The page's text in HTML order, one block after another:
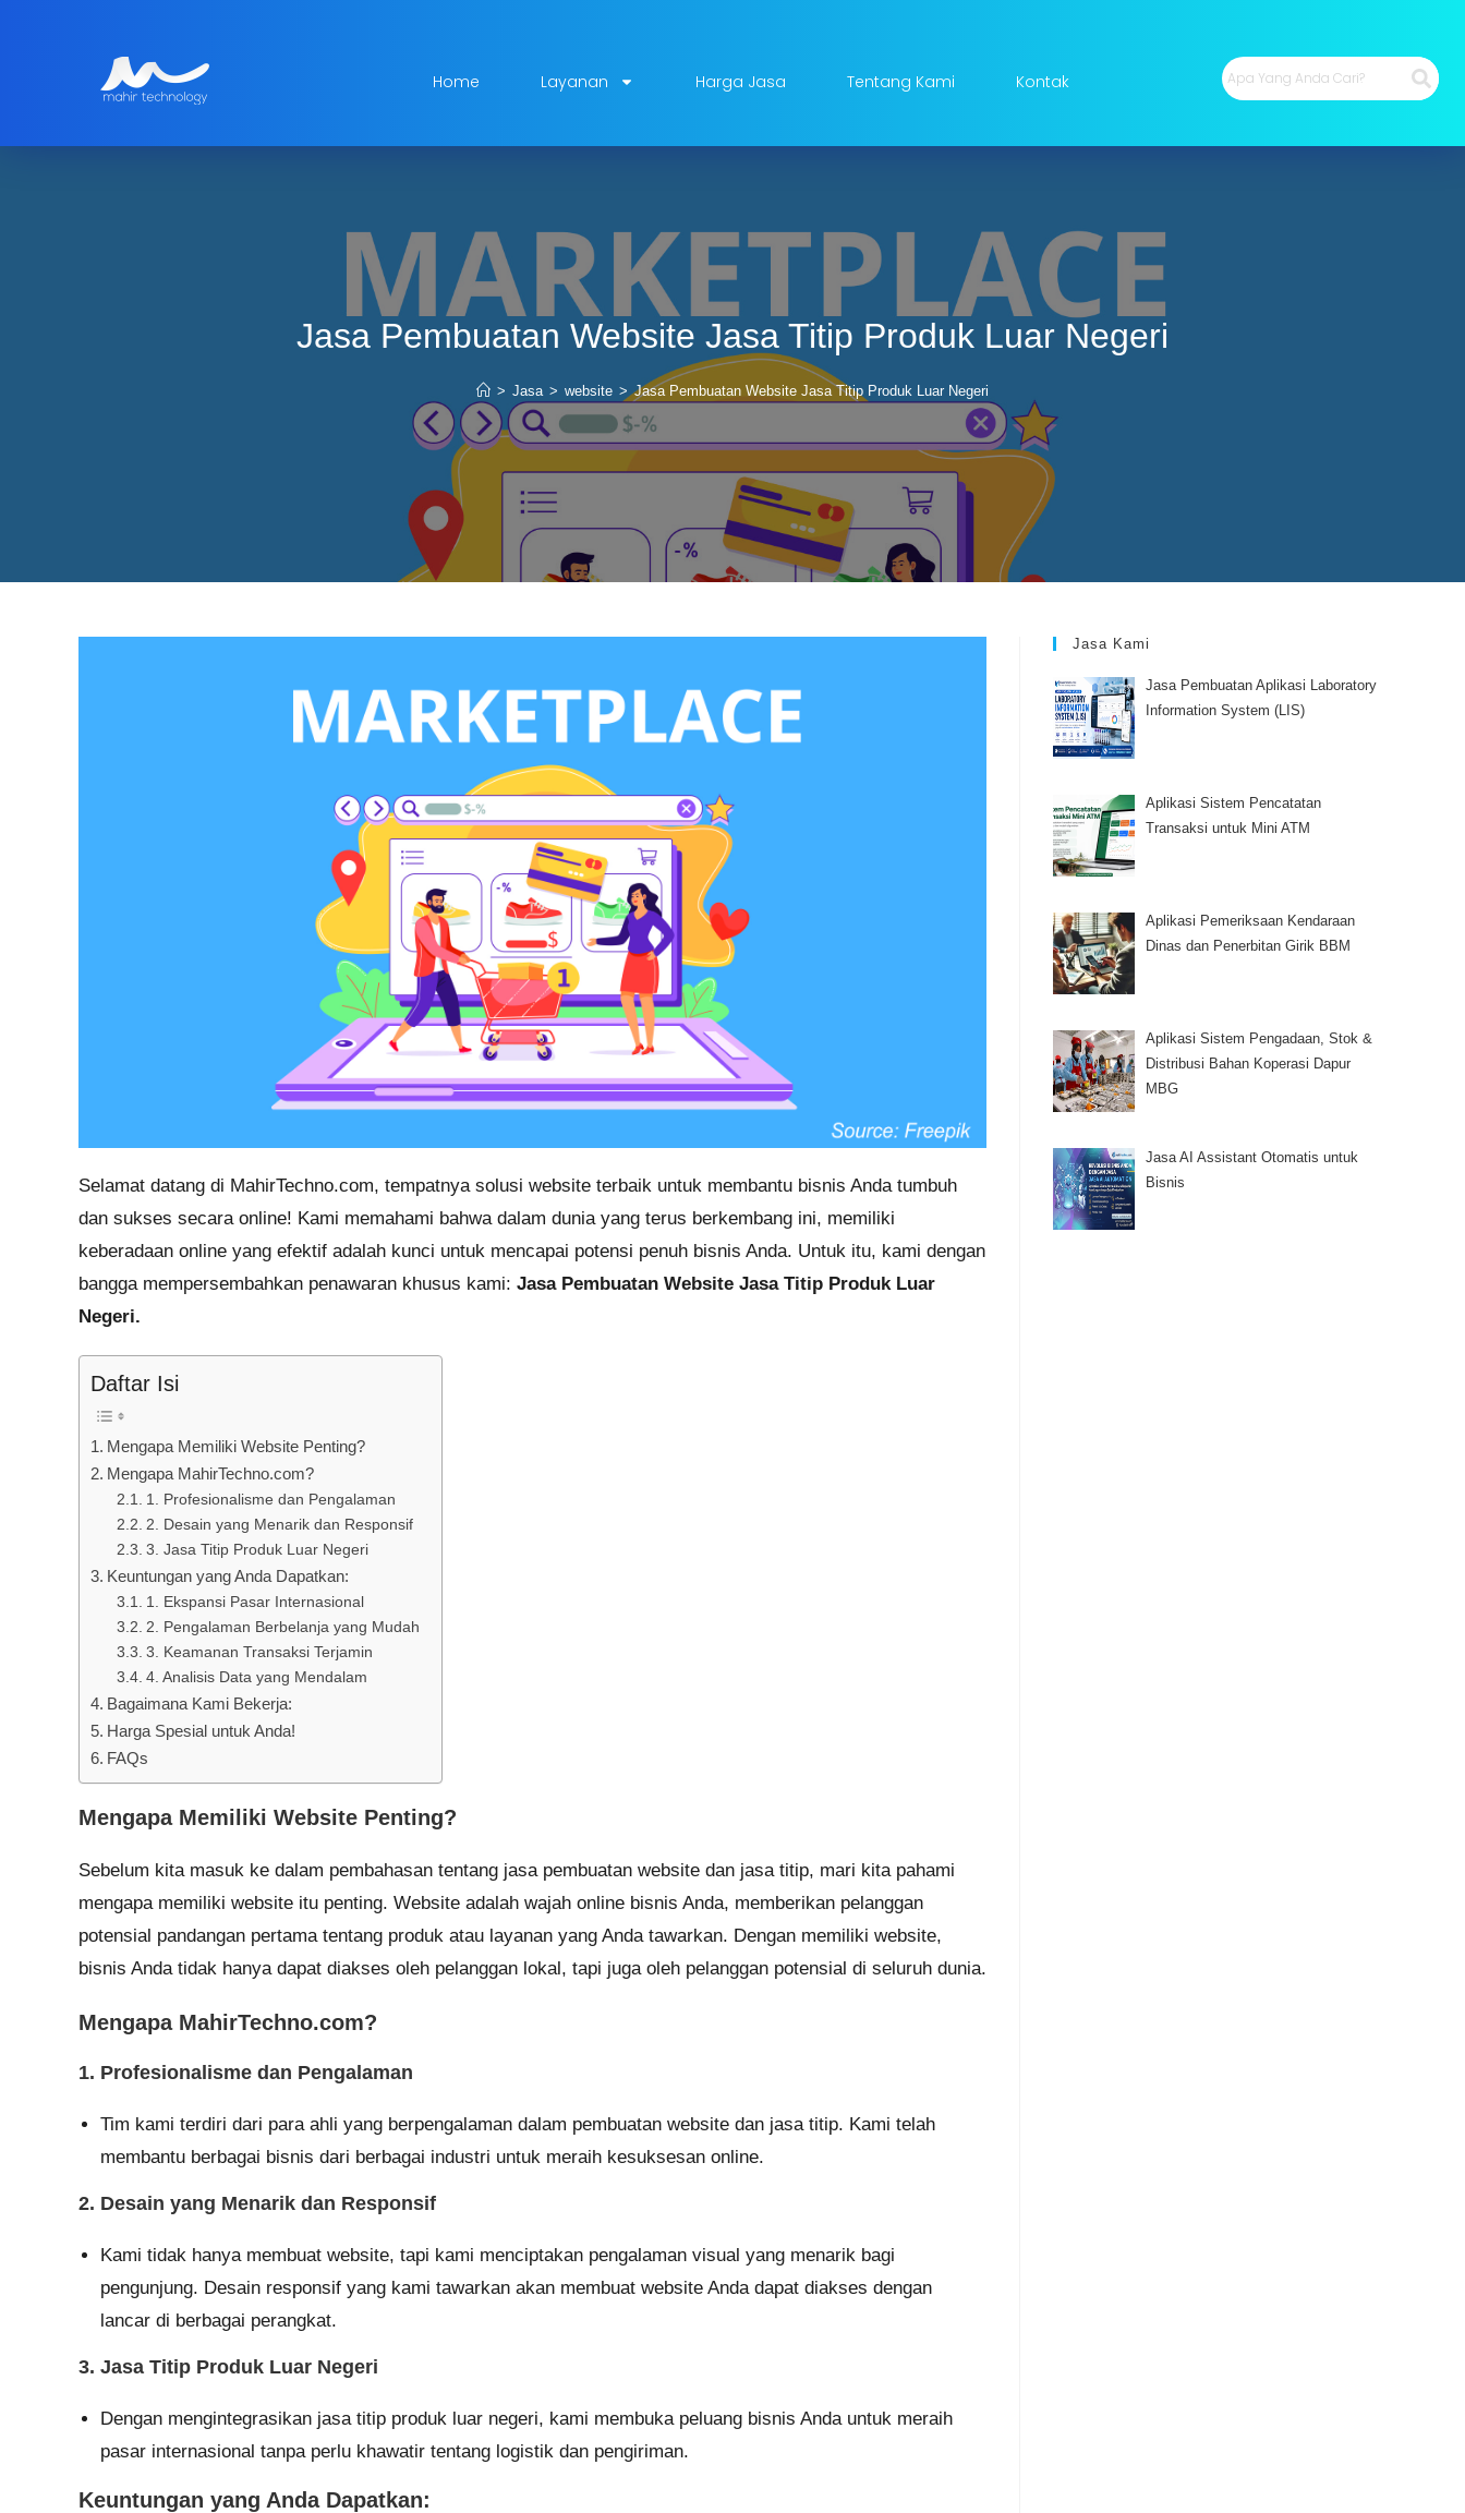
Home Layanan Harga Jasa Tentang Kami Kontak
Jasa Pembuatan Website Jasa Titip Produk Luar Negeri
> Jasa > website > Jasa Pembuatan Website Jasa Titip Produk Luar Negeri
Selamat datang di MahirTechno.com, tempatnya solusi website terbaik untuk membantu bisnis Anda tumbuh
dan sukses secara online! Kami memahami bahwa dalam dunia yang terus berkembang ini, memiliki
keberadaan online yang efektif adalah kunci untuk mencapai potensi penuh bisnis Anda. Untuk itu, kami dengan
bangga mempersembahkan penawaran khusus kami: Jasa Pembuatan Website Jasa Titip Produk Luar
Negeri.
Daftar Isi
Mengapa Memiliki Website Penting?
Mengapa MahirTechno.com?
1. Profesionalisme dan Pengalaman
2. Desain yang Menarik dan Responsif
3. Jasa Titip Produk Luar Negeri
Keuntungan yang Anda Dapatkan:
1. Ekspansi Pasar Internasional
2. Pengalaman Berbelanja yang Mudah
3. Keamanan Transaksi Terjamin
4. Analisis Data yang Mendalam
Bagaimana Kami Bekerja:
Harga Spesial untuk Anda!
FAQs
Mengapa Memiliki Website Penting?
Sebelum kita masuk ke dalam pembahasan tentang jasa pembuatan website dan jasa titip, mari kita pahami
mengapa memiliki website itu penting. Website adalah wajah online bisnis Anda, memberikan pelanggan
potensial pandangan pertama tentang produk atau layanan yang Anda tawarkan. Dengan memiliki website,
bisnis Anda tidak hanya dapat diakses oleh pelanggan lokal, tapi juga oleh pelanggan potensial di seluruh dunia.
Mengapa MahirTechno.com?
1. Profesionalisme dan Pengalaman
Tim kami terdiri dari para ahli yang berpengalaman dalam pembuatan website dan jasa titip. Kami telah
membantu berbagai bisnis dari berbagai industri untuk meraih kesuksesan online.
2. Desain yang Menarik dan Responsif
Kami tidak hanya membuat website, tapi kami menciptakan pengalaman visual yang menarik bagi
pengunjung. Desain responsif yang kami tawarkan akan membuat website Anda dapat diakses dengan
lancar di berbagai perangkat.
3. Jasa Titip Produk Luar Negeri
Dengan mengintegrasikan jasa titip produk luar negeri, kami membuka peluang bisnis Anda untuk meraih
pasar internasional tanpa perlu khawatir tentang logistik dan pengiriman.
Keuntungan yang Anda Dapatkan:
Jasa Kami
Jasa Pembuatan Aplikasi Laboratory
Information System (LIS)
Aplikasi Sistem Pencatatan
Transaksi untuk Mini ATM
Aplikasi Pemeriksaan Kendaraan
Dinas dan Penerbitan Girik BBM
Aplikasi Sistem Pengadaan, Stok &
Distribusi Bahan Koperasi Dapur
MBG
Jasa AI Assistant Otomatis untuk
Bisnis